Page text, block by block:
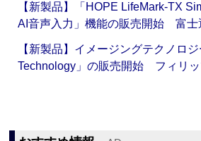
【新製品】「HOPE LifeMark-TX
AI音声入力」機能の販売開始 富士
【新製品】イメージングテクノロ
Technology」の販売開始 フィリ